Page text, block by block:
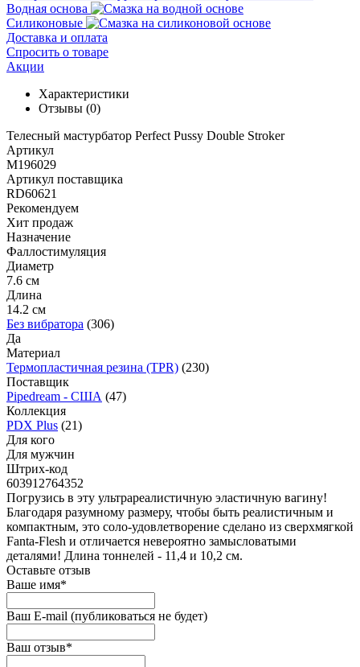
Водная основа
Силиконовые
Доставка и оплата
Спросить о товаре
Акции
Характеристики
Отзывы (0)
Телесный мастурбатор Perfect Pussy Double Stroker
Артикул
M196029
Артикул поставщика
RD60621
Рекомендуем
Хит продаж
Назначение
Фаллостимуляция
Диаметр
7.6 см
Длина
14.2 см
Без вибратора (306)
Да
Материал
Термопластичная резина (TPR) (230)
Поставщик
Pipedream - США (47)
Коллекция
PDX Plus (21)
Для кого
Для мужчин
Штрих-код
603912764352
Погрузись в эту ультрареалистичную эластичную вагину!
Благодаря разумному размеру, чтобы быть реалистичным и
компактным, это соло-удовлетворение сделано из сверхмягкой
Fanta-Flesh и отличается невероятно замысловатыми
деталями! Длина тоннелей - 11,4 и 10,2 см.
Оставьте отзыв
Ваше имя*
Ваш E-mail (публиковаться не будет)
Ваш отзыв*